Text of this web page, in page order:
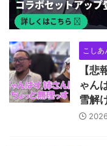
こしあ
【
ゃん
雪解